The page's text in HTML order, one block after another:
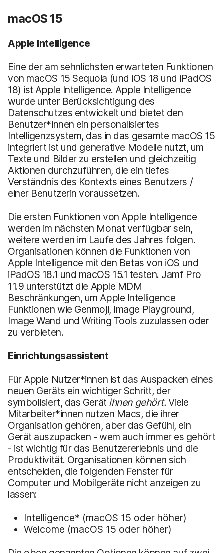
macOS 15
Apple Intelligence
Eine der am sehnlichsten erwarteten Funktionen
von macOS 15 Sequoia (und iOS 18 und iPadOS
18) ist Apple Intelligence. Apple Intelligence
wurde unter Berücksichtigung des
Datenschutzes entwickelt und bietet den
Benutzer*innen ein personalisiertes
Intelligenzsystem, das in das gesamte macOS 15
integriert ist und generative Modelle nutzt, um
Texte und Bilder zu erstellen und gleichzeitig
Aktionen durchzuführen, die ein tiefes
Verständnis des Kontexts eines Benutzers /
einer Benutzerin voraussetzen.
Die ersten Funktionen von Apple Intelligence
werden im nächsten Monat verfügbar sein,
weitere werden im Laufe des Jahres folgen.
Organisationen können die Funktionen von
Apple Intelligence mit den Betas von iOS und
iPadOS 18.1 und macOS 15.1 testen. Jamf Pro
11.9 unterstützt die Apple MDM
Beschränkungen, um Apple Intelligence
Funktionen wie Genmoji, Image Playground,
Image Wand und Writing Tools zuzulassen oder
zu verbieten.
Einrichtungsassistent
Für Apple Nutzer*innen ist das Auspacken eines
neuen Geräts ein wichtiger Schritt, der
symbolisiert, das Gerät ihnen gehört.Viele
Mitarbeiter*innen nutzen Macs, die ihrer
Organisation gehören, aber das Gefühl, ein
Gerät auszupacken - wem auch immer es gehört
- ist wichtig für das Benutzererlebnis und die
Produktivität. Organisationen können sich
entscheiden, die folgenden Fenster für
Computer und Mobilgeräte nicht anzeigen zu
lassen:
Intelligence* (macOS 15 oder höher)
Welcome (macOS 15 oder höher)